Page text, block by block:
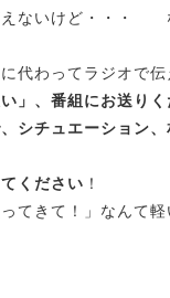
えないけど・・・
代わってラジオで伝
」、番組にお送りく
シチュエーション
ください ！
てきて！」なんて